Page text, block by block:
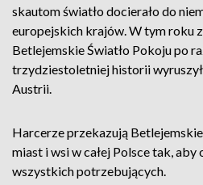
skautom światło docierało do
europejskich krajów. W tym roku
Betlejemskie Światło Pokoju po
trzydziestoletniej historii
Austrii.
Harcerze przekazują
miast i wsi w całej Polsce tak,
wszystkich potrzebujących.